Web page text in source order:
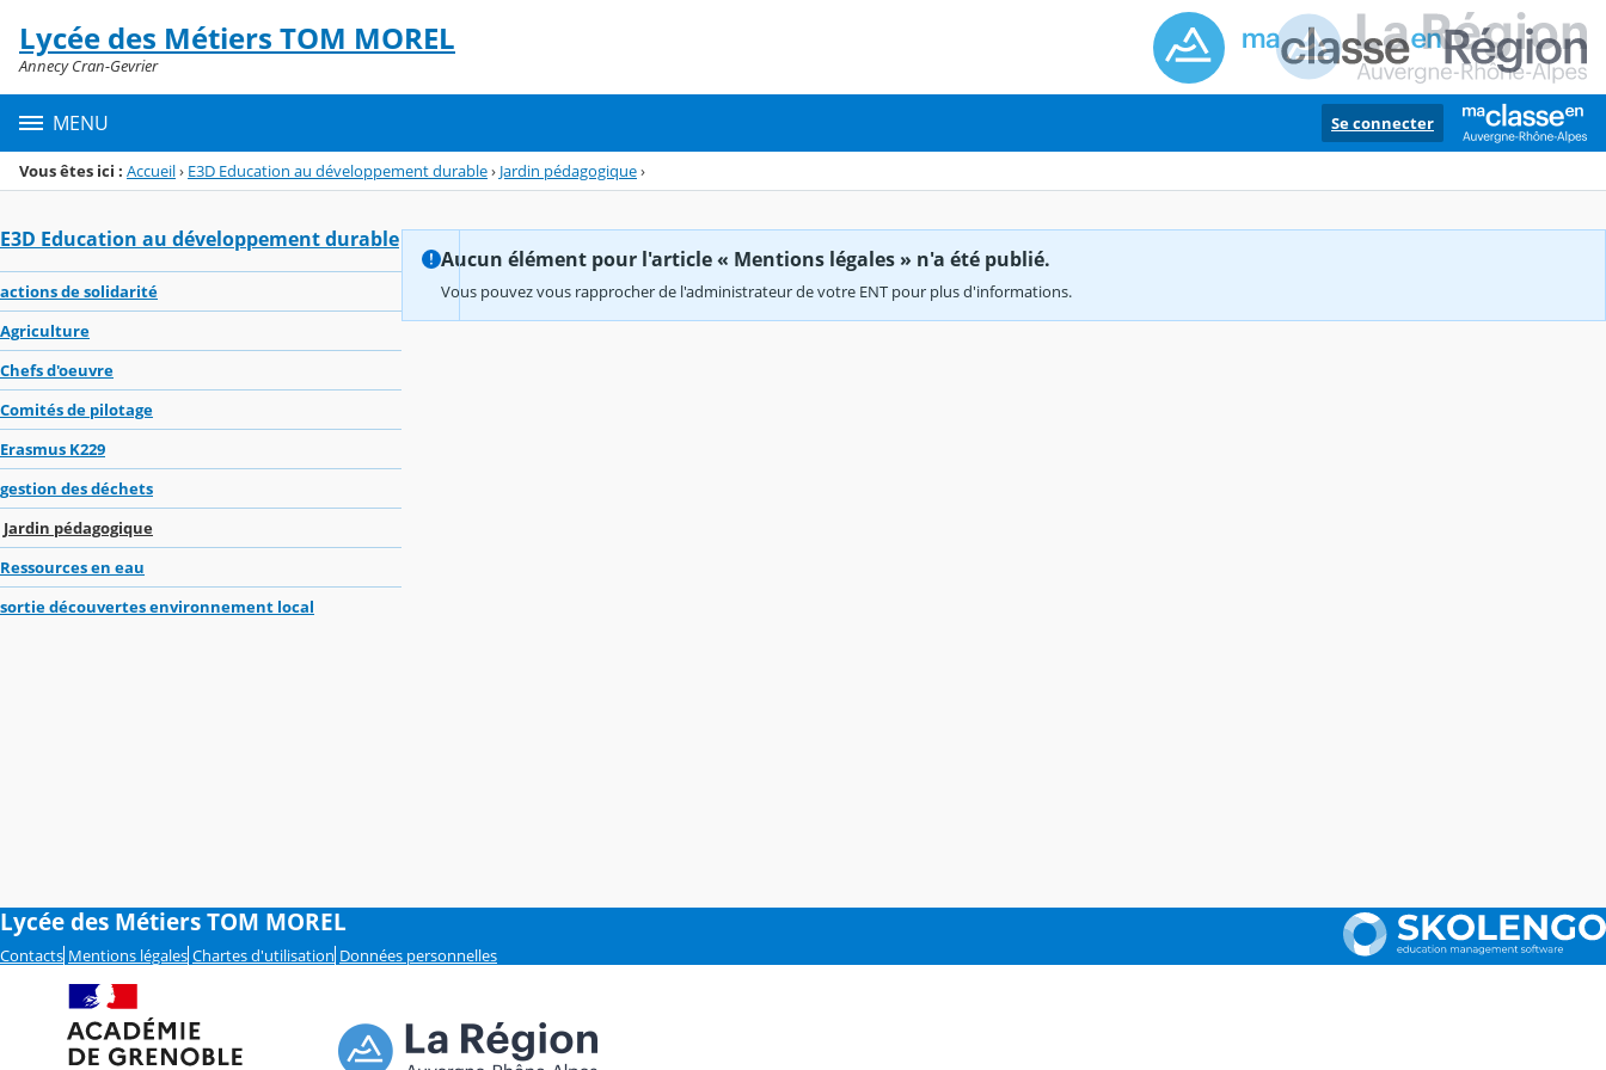
Menu de la rubrique
Contenu
Lycée des Métiers TOM MOREL
Annecy Cran-Gevrier
MENU Se connecter
Vous êtes ici : Accueil› E3D Education au développement durable› Jardin pédagogique›
E3D Education au développement durable
actions de solidarité
Agriculture
Chefs d'oeuvre
Comités de pilotage
Erasmus K229
gestion des déchets
Jardin pédagogique
Ressources en eau
sortie découvertes environnement local
Aucun élément pour l'article « Mentions légales » n'a été publié.
Vous pouvez vous rapprocher de l'administrateur de votre ENT pour plus d'informations.
Lycée des Métiers TOM MOREL
Contacts Mentions légales Chartes d'utilisation Données personnelles